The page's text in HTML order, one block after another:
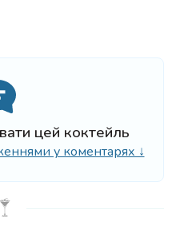
цей коктейль
у коментарях ↓